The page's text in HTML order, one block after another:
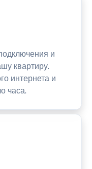
и
квартиру.
интернета и
часа.